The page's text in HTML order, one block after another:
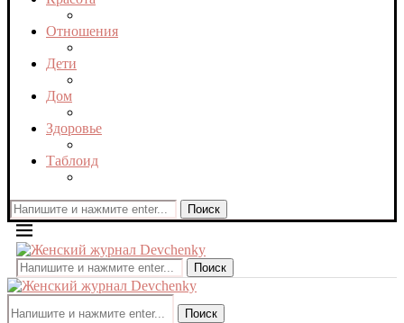
Отношения
Дети
Дом
Здоровье
Таблоид
Поиск
Поиск
Поиск